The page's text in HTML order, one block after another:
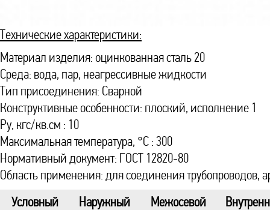
Технические характеристики:
Материал изделия: оцинкованная сталь 20
Среда: вода, пар, неагрессивные жидкости
Тип присоединения: Сварной
Конструктивные особенности: плоский, исполнение 1
Ру, кгс/кв.см : 10
Максимальная температура, °С : 300
Нормативный документ: ГОСТ 12820-80
Область применения: для соединения трубопроводов,
Условный
Наружный
Межосевой